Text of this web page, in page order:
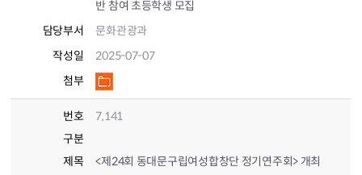
반 참여 초등학생 모집
담당부서
문화관광과
작성일
2025-07-07
첨부
번호
7,141
구분
제목
<제24회 동대문구립여성합창단 정기연주회> 개최